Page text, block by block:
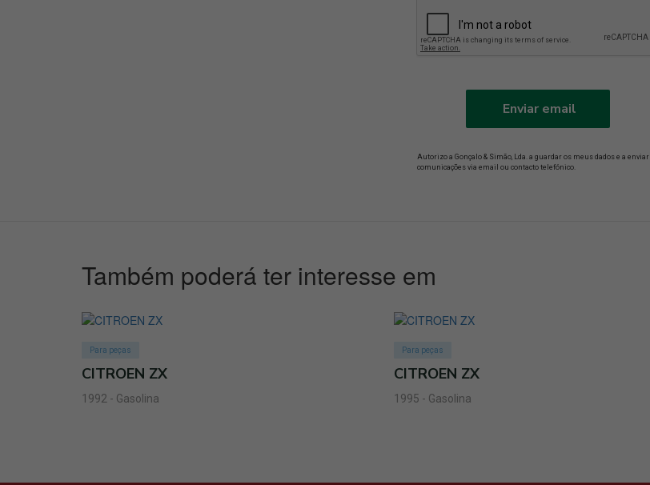
Enviar email
Autorizo a Gonçalo & Simão, Lda. a guardar os meus dados e a enviar
comunicações via email ou contacto telefónico.
Também poderá ter interesse em
Para peças
CITROEN ZX
1992 - Gasolina
Para peças
CITROEN ZX
1995 - Gasolina